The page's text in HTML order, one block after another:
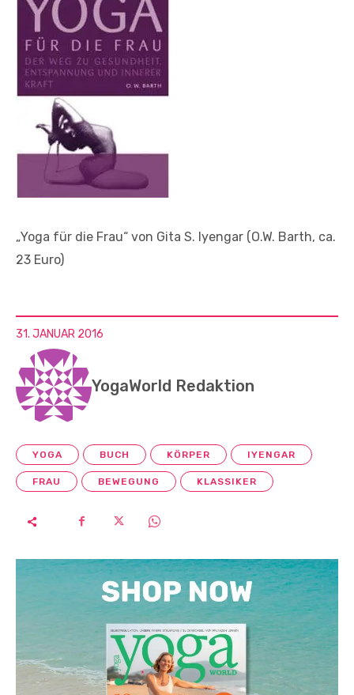
„Yoga für die Frau“ von Gita S. Iyengar (O.W. Barth, ca.
23 Euro)
31. JANUAR 2016
YogaWorld Redaktion
YOGA BUCH KÖRPER IYENGAR
FRAU BEWEGUNG KLASSIKER